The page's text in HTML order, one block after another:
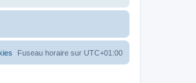
Fuseau horaire sur UTC+01:00